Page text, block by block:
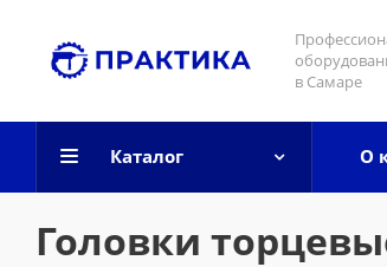
в Самаре
Каталог О
Головки